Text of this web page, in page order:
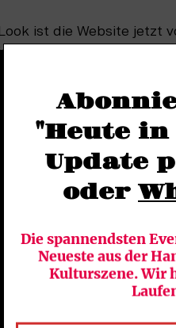
ist die Website jetzt
aus Gesellschaft,
zurecht. Dazu
erweitern werden.
"Heute
Update
oder
Die spannendsten
Neueste aus der
Kulturszene. Wir